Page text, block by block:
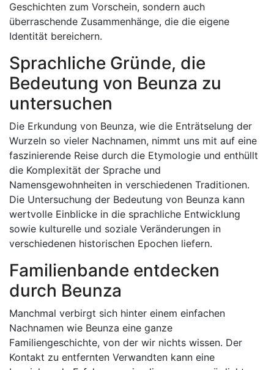
Geschichten zum Vorschein, sondern auch
überraschende Zusammenhänge, die die eigene
Identität bereichern.
Sprachliche Gründe, die
Bedeutung von Beunza zu
untersuchen
Die Erkundung von Beunza, wie die Enträtselung der
Wurzeln so vieler Nachnamen, nimmt uns mit auf eine
faszinierende Reise durch die Etymologie und enthüllt
die Komplexität der Sprache und
Namensgewohnheiten in verschiedenen Traditionen.
Die Untersuchung der Bedeutung von Beunza kann
wertvolle Einblicke in die sprachliche Entwicklung
sowie kulturelle und soziale Veränderungen in
verschiedenen historischen Epochen liefern.
Familienbande entdecken
durch Beunza
Manchmal verbirgt sich hinter einem einfachen
Nachnamen wie Beunza eine ganze
Familiengeschichte, von der wir nichts wissen. Der
Kontakt zu entfernten Verwandten kann eine